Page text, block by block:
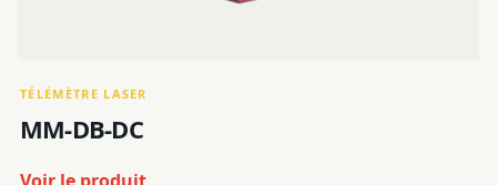
TÉLÉMÈTRE LASER
MM-DB-DC